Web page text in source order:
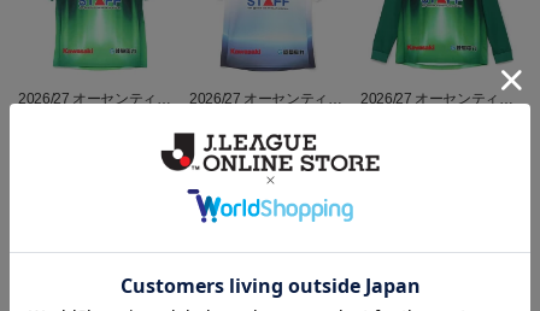
2026/27 オーセンティッ
2026/27 オーセンティッ
nd~岐阜かかみがはら航
空宇宙博物館コラボユニ
フォーム~
2026/27 オーセンティッ
見！今すぐチェックしてみてください！